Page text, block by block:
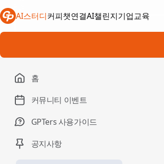
AI스터디커피챗연결
새 탭에서 열림AI챌린지
새 탭에서 열림
기업교육
새 탭에서 열림
홈
커뮤니티 이벤트
GPTers 사용가이드
공지사항